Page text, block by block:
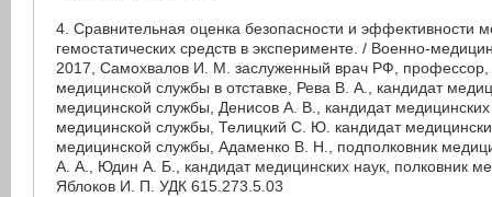
4. Сравнительная оценка безопасности и эффективности
гемостатических средств в эксперименте. / Военно-
2017, Самохвалов И. М. заслуженный врач РФ, профессор,
медицинской службы в отставке, Рева В. А., кандидат
медицинской службы, Денисов А. В., кандидат медицинских
медицинской службы, Телицкий С. Ю. кандидат
медицинской службы, Адаменко В. Н., подполковник
А. А., Юдин А. Б., кандидат медицинских наук, полковник
Яблоков И. П. УДК 615.273.5.03